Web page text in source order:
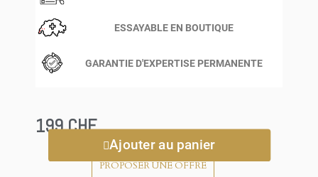
ESSAYABLE EN BOUTIQUE
GARANTIE D'EXPERTISE PERMANENTE
199 CHF
Ajouter au panier
PROPOSER UNE OFFRE